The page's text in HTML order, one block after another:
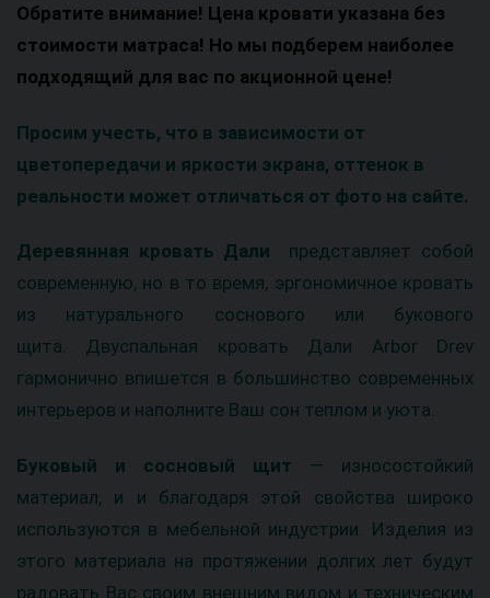
Обратите внимание! Цена кровати указана без
стоимости матраса! Но мы подберем наиболее
подходящий для вас по акционной цене!
Просим учесть, что в зависимости от
цветопередачи и яркости экрана, оттенок в
реальности может отличаться от фото на сайте.
Деревянная кровать Дали представляет собой
современную, но в то время, эргономичное кровать
из натурального соснового или букового
щита. Двуспальная кровать Дали Arbor Drev
гармонично впишется в большинство современных
интерьеров и наполните Ваш сон теплом и уюта.
Буковый и сосновый щит — износостойкий
материал, и и благодаря этой свойства широко
используются в мебельной индустрии. Изделия из
этого материала на протяжении долгих лет будут
радовать Вас своим внешним видом и техническим